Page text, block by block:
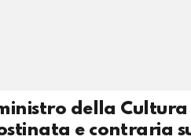
della
e contraria